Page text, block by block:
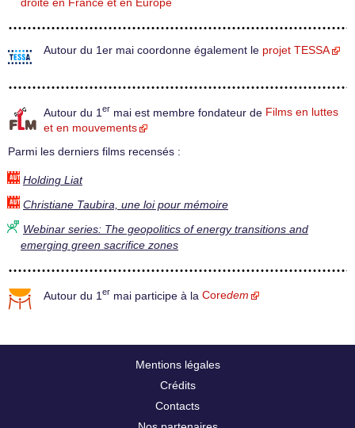
droite en France et en Europe
Autour du 1er mai coordonne également le projet TESSA
Autour du 1 er mai est membre fondateur de Films en luttes
et en mouvements
Parmi les derniers films recensés :
Holding Liat
Christiane Taubira, une loi pour mémoire
Webinar series: The geopolitics of energy transitions and
emerging green sacrifice zones
Autour du 1 er mai participe à la Coredem
Mentions légales
Crédits
Contacts